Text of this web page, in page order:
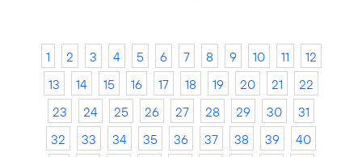
1 2 3 4 5 6 7 8 9 10 11
12
13
14 15 16 17 18 19 20 21
22
23
24 25 26 27 28 29 30
31
32
33 34 35 36 37 38 39
40